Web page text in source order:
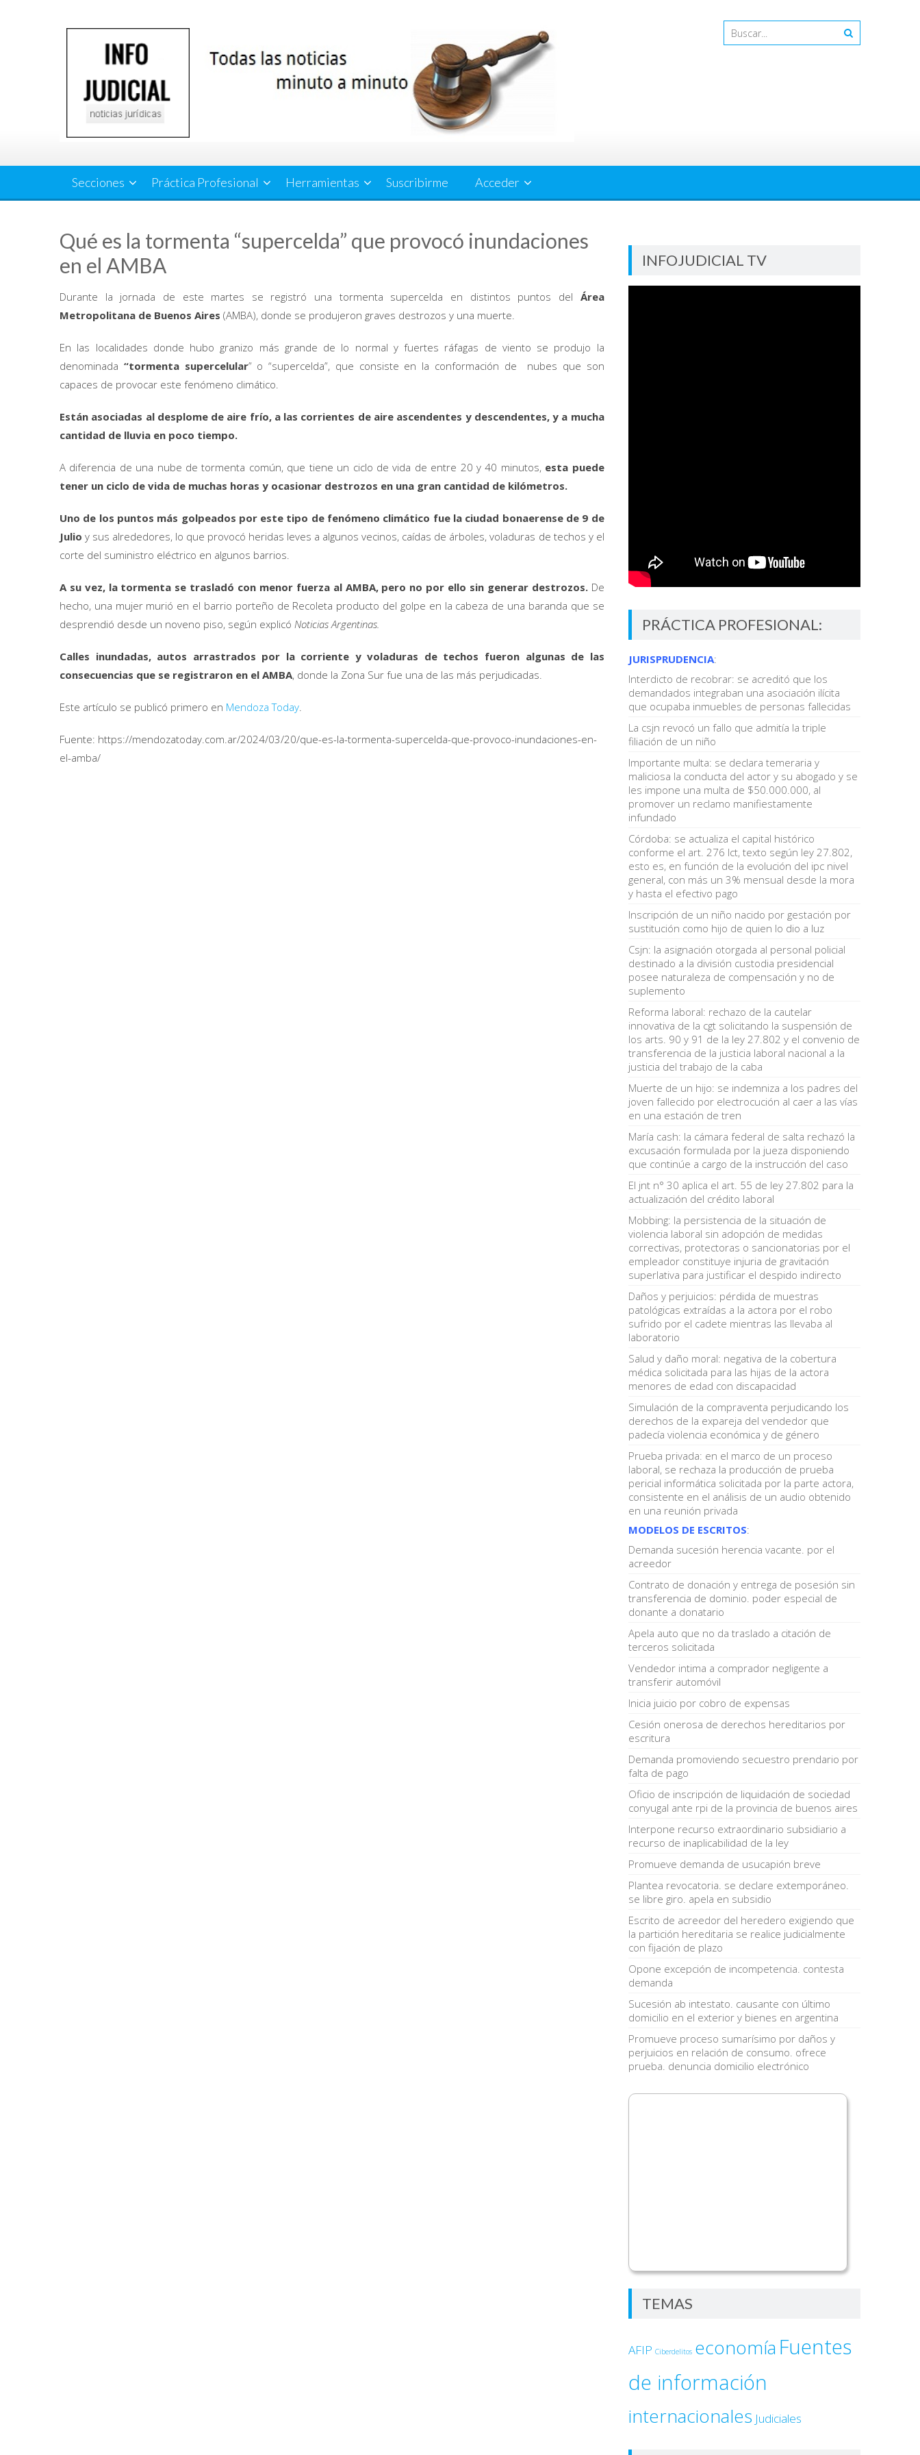
Secciones Práctica Profesional Herramientas Suscribirme Acceder
Qué es la tormenta “supercelda” que provocó inundaciones
en el AMBA
Durante la jornada de este martes se registró una tormenta supercelda en distintos puntos del Área
Metropolitana de Buenos Aires (AMBA), donde se produjeron graves destrozos y una muerte.
En las localidades donde hubo granizo más grande de lo normal y fuertes ráfagas de viento se produjo la
denominada “tormenta supercelular” o “supercelda”, que consiste en la conformación de nubes que son
capaces de provocar este fenómeno climático.
Están asociadas al desplome de aire frío, a las corrientes de aire ascendentes y descendentes, y a mucha
cantidad de lluvia en poco tiempo.
A diferencia de una nube de tormenta común, que tiene un ciclo de vida de entre 20 y 40 minutos, esta puede
tener un ciclo de vida de muchas horas y ocasionar destrozos en una gran cantidad de kilómetros.
Uno de los puntos más golpeados por este tipo de fenómeno climático fue la ciudad bonaerense de 9 de
Julio y sus alrededores, lo que provocó heridas leves a algunos vecinos, caídas de árboles, voladuras de techos y el
corte del suministro eléctrico en algunos barrios.
A su vez, la tormenta se trasladó con menor fuerza al AMBA, pero no por ello sin generar destrozos. De
hecho, una mujer murió en el barrio porteño de Recoleta producto del golpe en la cabeza de una baranda que se
desprendió desde un noveno piso, según explicó Noticias Argentinas.
Calles inundadas, autos arrastrados por la corriente y voladuras de techos fueron algunas de las
consecuencias que se registraron en el AMBA, donde la Zona Sur fue una de las más perjudicadas.
Este artículo se publicó primero en Mendoza Today.
Fuente: https://mendozatoday.com.ar/2024/03/20/que-es-la-tormenta-supercelda-que-provoco-inundaciones-en-
el-amba/
INFOJUDICIAL TV
PRÁCTICA PROFESIONAL:
JURISPRUDENCIA:
Interdicto de recobrar: se acreditó que los
demandados integraban una asociación ilícita
que ocupaba inmuebles de personas fallecidas
La csjn revocó un fallo que admitía la triple
filiación de un niño
Importante multa: se declara temeraria y
maliciosa la conducta del actor y su abogado y se
les impone una multa de $50.000.000, al
promover un reclamo manifiestamente
infundado
Córdoba: se actualiza el capital histórico
conforme el art. 276 lct, texto según ley 27.802,
esto es, en función de la evolución del ipc nivel
general, con más un 3% mensual desde la mora
y hasta el efectivo pago
Inscripción de un niño nacido por gestación por
sustitución como hijo de quien lo dio a luz
Csjn: la asignación otorgada al personal policial
destinado a la división custodia presidencial
posee naturaleza de compensación y no de
suplemento
Reforma laboral: rechazo de la cautelar
innovativa de la cgt solicitando la suspensión de
los arts. 90 y 91 de la ley 27.802 y el convenio de
transferencia de la justicia laboral nacional a la
justicia del trabajo de la caba
Muerte de un hijo: se indemniza a los padres del
joven fallecido por electrocución al caer a las vías
en una estación de tren
María cash: la cámara federal de salta rechazó la
excusación formulada por la jueza disponiendo
que continúe a cargo de la instrucción del caso
El jnt n° 30 aplica el art. 55 de ley 27.802 para la
actualización del crédito laboral
Mobbing: la persistencia de la situación de
violencia laboral sin adopción de medidas
correctivas, protectoras o sancionatorias por el
empleador constituye injuria de gravitación
superlativa para justificar el despido indirecto
Daños y perjuicios: pérdida de muestras
patológicas extraídas a la actora por el robo
sufrido por el cadete mientras las llevaba al
laboratorio
Salud y daño moral: negativa de la cobertura
médica solicitada para las hijas de la actora
menores de edad con discapacidad
Simulación de la compraventa perjudicando los
derechos de la expareja del vendedor que
padecía violencia económica y de género
Prueba privada: en el marco de un proceso
laboral, se rechaza la producción de prueba
pericial informática solicitada por la parte actora,
consistente en el análisis de un audio obtenido
en una reunión privada
MODELOS DE ESCRITOS:
Demanda sucesión herencia vacante. por el
acreedor
Contrato de donación y entrega de posesión sin
transferencia de dominio. poder especial de
donante a donatario
Apela auto que no da traslado a citación de
terceros solicitada
Vendedor intima a comprador negligente a
transferir automóvil
Inicia juicio por cobro de expensas
Cesión onerosa de derechos hereditarios por
escritura
Demanda promoviendo secuestro prendario por
falta de pago
Oficio de inscripción de liquidación de sociedad
conyugal ante rpi de la provincia de buenos aires
Interpone recurso extraordinario subsidiario a
recurso de inaplicabilidad de la ley
Promueve demanda de usucapión breve
Plantea revocatoria. se declare extemporáneo.
se libre giro. apela en subsidio
Escrito de acreedor del heredero exigiendo que
la partición hereditaria se realice judicialmente
con fijación de plazo
Opone excepción de incompetencia. contesta
demanda
Sucesión ab intestato. causante con último
domicilio en el exterior y bienes en argentina
Promueve proceso sumarísimo por daños y
perjuicios en relación de consumo. ofrece
prueba. denuncia domicilio electrónico
TEMAS
AFIP Ciberdelitos economía Fuentes
de información
internacionales Judiciales